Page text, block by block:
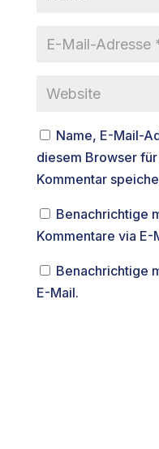
Name, E-Mail-
diesem Browser
Kommentar
Benachrichtige
Kommentare via E-
Benachrichtige
E-Mail.